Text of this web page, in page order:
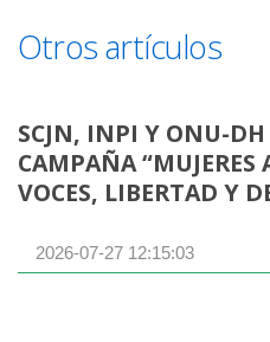
Otros artículos
SCJN, INPI Y ONU-
CAMPAÑA “MUJERES
VOCES, LIBERTAD Y
2026-07-27 12:15:03